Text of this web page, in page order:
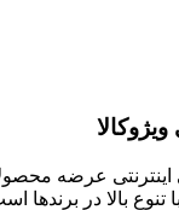
اینترنتی عرضه
تنوع بالا در